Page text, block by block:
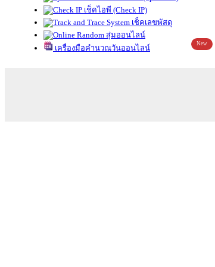
เช็คไอพี (Check IP)
เช็คเลขพัสดุ
สุ่มออนไลน์
เครื่องมือคำนวณวันออนไลน์
New